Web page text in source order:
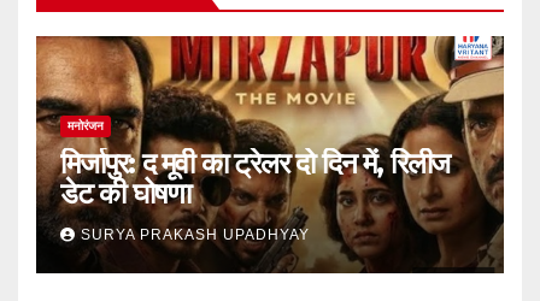
मनोरंजन
मिर्जापुर: द मूवी का ट्रेलर दो दिन में, रिलीज
डेट की घोषणा
SURYA PRAKASH UPADHYAY